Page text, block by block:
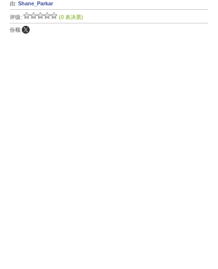
由: Shane_Parkar
评级: (0 表决票)
份额: